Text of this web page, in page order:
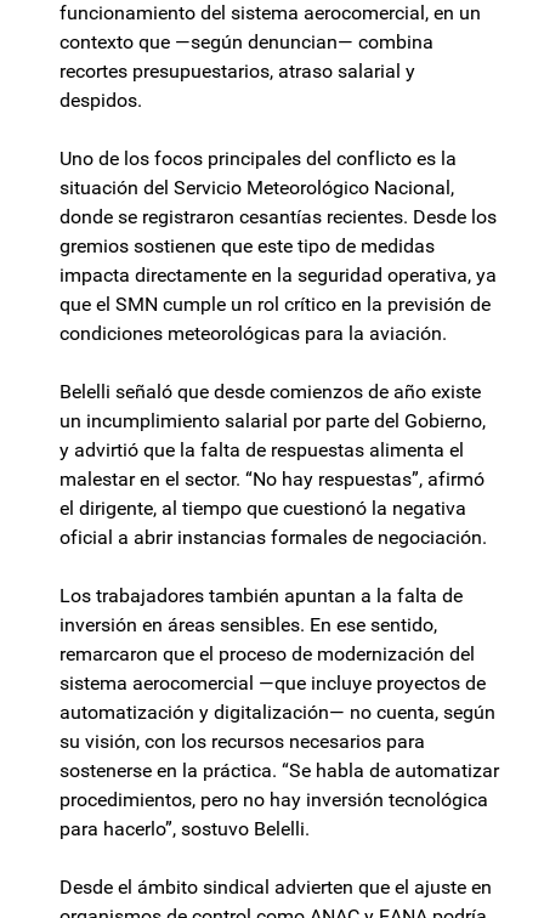
funcionamiento del sistema aerocomercial, en un
contexto que —según denuncian— combina
recortes presupuestarios, atraso salarial y
despidos.
Uno de los focos principales del conflicto es la
situación del Servicio Meteorológico Nacional,
donde se registraron cesantías recientes. Desde los
gremios sostienen que este tipo de medidas
impacta directamente en la seguridad operativa, ya
que el SMN cumple un rol crítico en la previsión de
condiciones meteorológicas para la aviación.
Belelli señaló que desde comienzos de año existe
un incumplimiento salarial por parte del Gobierno,
y advirtió que la falta de respuestas alimenta el
malestar en el sector. “No hay respuestas”, afirmó
el dirigente, al tiempo que cuestionó la negativa
oficial a abrir instancias formales de negociación.
Los trabajadores también apuntan a la falta de
inversión en áreas sensibles. En ese sentido,
remarcaron que el proceso de modernización del
sistema aerocomercial —que incluye proyectos de
automatización y digitalización— no cuenta, según
su visión, con los recursos necesarios para
sostenerse en la práctica. “Se habla de automatizar
procedimientos, pero no hay inversión tecnológica
para hacerlo”, sostuvo Belelli.
Desde el ámbito sindical advierten que el ajuste en